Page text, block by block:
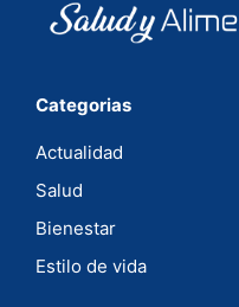
Categorias
Actualidad
Salud
Bienestar
Estilo de vida